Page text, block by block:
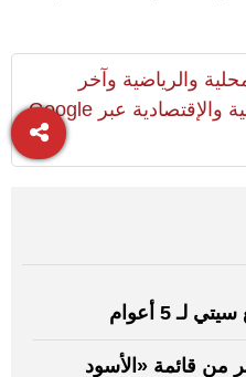
والرياضية وآخر
المستجدات السياسية والإقتصادية عبر Google
5 أعوام
من قائمة «الأسود